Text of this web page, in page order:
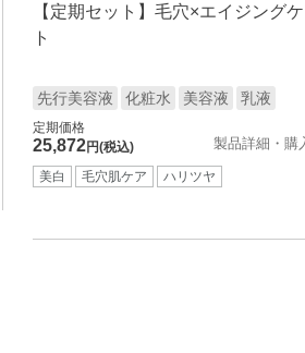
【定期セット】毛穴×エイジング
ト
先行美容液 化粧水 美容液 乳液
定期価格
25,872円(税込) 製品詳細・購
美白 毛穴肌ケア ハリツヤ